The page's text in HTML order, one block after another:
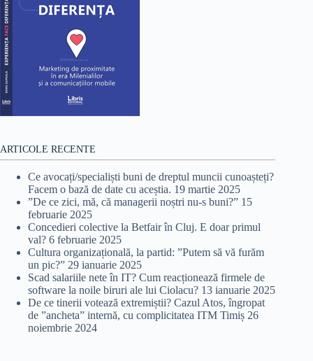
ARTICOLE RECENTE
Ce avocați/specialiști buni de dreptul muncii cunoașteți?
Facem o bază de date cu aceștia. 19 martie 2025
”De ce zici, mă, că managerii noștri nu-s buni?” 15
februarie 2025
Concedieri colective la Betfair în Cluj. E doar primul
val? 6 februarie 2025
Cultura organizațională, la partid: ”Putem să vă furăm
un pic?” 29 ianuarie 2025
Scad salariile nete în IT? Cum reacționează firmele de
software la noile biruri ale lui Ciolacu? 13 ianuarie 2025
De ce tinerii votează extremiștii? Cazul Atos, îngropat
de ”ancheta” internă, cu complicitatea ITM Timiș 26
noiembrie 2024